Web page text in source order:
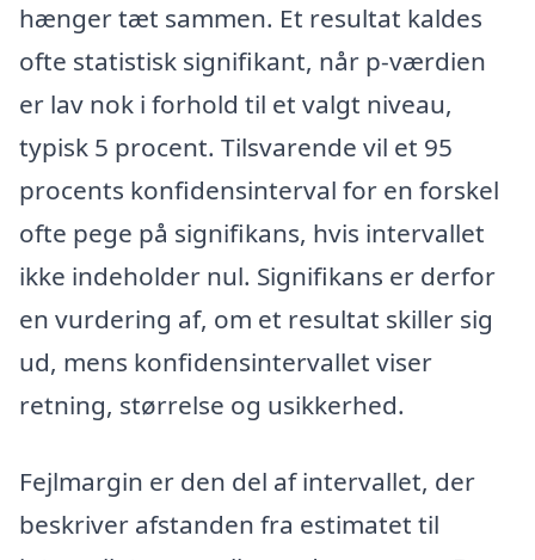
hænger tæt sammen. Et resultat kaldes
ofte statistisk signifikant, når p-værdien
er lav nok i forhold til et valgt niveau,
typisk 5 procent. Tilsvarende vil et 95
procents konfidensinterval for en forskel
ofte pege på signifikans, hvis intervallet
ikke indeholder nul. Signifikans er derfor
en vurdering af, om et resultat skiller sig
ud, mens konfidensintervallet viser
retning, størrelse og usikkerhed.
Fejlmargin er den del af intervallet, der
beskriver afstanden fra estimatet til